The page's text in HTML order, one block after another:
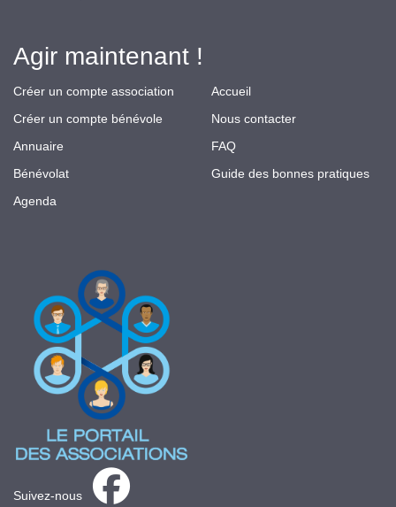
Suivez-nous
Agir maintenant !
Créer un compte association
Créer un compte bénévole
Annuaire
Bénévolat
Agenda
Accueil
Nous contacter
FAQ
Guide des bonnes pratiques